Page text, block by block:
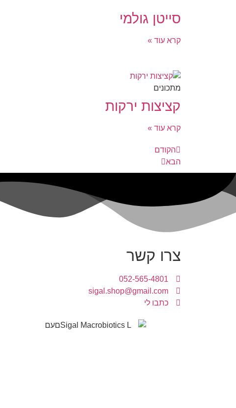
סייטן גולמי
קרא עוד »
מתכונים
קציצות ירקות
קרא עוד »
הקודם
הבא
צרו קשר
052-565-4801
sigal.shop@gmail.com
כתבו לי